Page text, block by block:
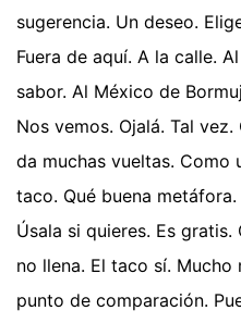
sugerencia. Un deseo.
Fuera de aquí. A la calle.
sabor. Al México de
Nos vemos. Ojalá. Tal
da muchas vueltas. Como
taco. Qué buena
Úsala si quieres. Es
no llena. El taco sí. Mucho
punto de comparación.